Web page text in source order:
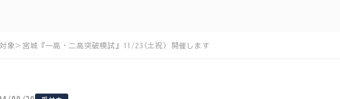
象＞宮城『一高・二高突破模試』11/23(土祝) 開催します